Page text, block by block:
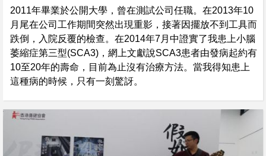
2011年畢業於公開大學，曾在測試公司任職。在2013年10
月尾在公司工作期間突然出現重影，接著因擺放不到工具而
跌倒，入院反覆的檢查。在2014年7月中證實了我患上小腦
萎縮症第三型(SCA3)，網上文獻說SCA3患者由發病起約有
10至20年的壽命，目前為止沒有治療方法。當我得知患上
這種病的時候，只有一刻驚訝。